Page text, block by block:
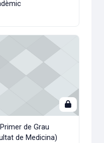
de Grau (Facultat
de Grau
de Medicina)